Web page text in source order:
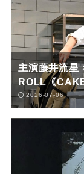
主演藤井流星
ROLL｟
2026-07-06